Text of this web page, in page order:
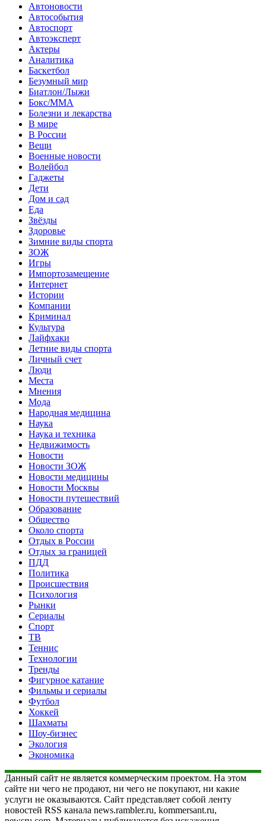
Автоновости
Автособытия
Автоспорт
Автоэксперт
Актеры
Аналитика
Баскетбол
Безумный мир
Биатлон/Лыжи
Бокс/MMA
Болезни и лекарства
В мире
В России
Вещи
Военные новости
Волейбол
Гаджеты
Дети
Дом и сад
Еда
Звёзды
Здоровье
Зимние виды спорта
ЗОЖ
Игры
Импортозамещение
Интернет
Истории
Компании
Криминал
Культура
Лайфхаки
Летние виды спорта
Личный счет
Люди
Места
Мнения
Мода
Народная медицина
Наука
Наука и техника
Недвижимость
Новости
Новости ЗОЖ
Новости медицины
Новости Москвы
Новости путешествий
Образование
Общество
Около спорта
Отдых в России
Отдых за границей
ПДД
Политика
Происшествия
Психология
Рынки
Сериалы
Спорт
ТВ
Теннис
Технологии
Тренды
Фигурное катание
Фильмы и сериалы
Футбол
Хоккей
Шахматы
Шоу-бизнес
Экология
Экономика
Данный сайт не является коммерческим проектом. На этом
сайте ни чего не продают, ни чего не покупают, ни какие
услуги не оказываются. Сайт представляет собой ленту
новостей RSS канала news.rambler.ru, kommersant.ru,